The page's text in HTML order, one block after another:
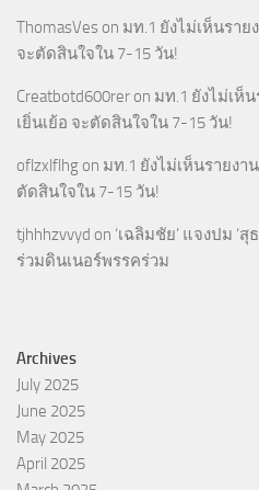
ThomasVes on มท.1 ยังไม่เห็นราย
จะตัดสินใจใน 7-15 วัน!
Creatbotd600rer on มท.1 ยังไม่เห็
เยิ่นเย้อ จะตัดสินใจใน 7-15 วัน!
oflzxlflhg on มท.1 ยังไม่เห็นรายงา
ตัดสินใจใน 7-15 วัน!
tjhhhzvvyd on ‘เฉลิมชัย’ แจงปม ‘
ร่วมดินเนอร์พรรคร่วม
Archives
July 2025
June 2025
May 2025
April 2025